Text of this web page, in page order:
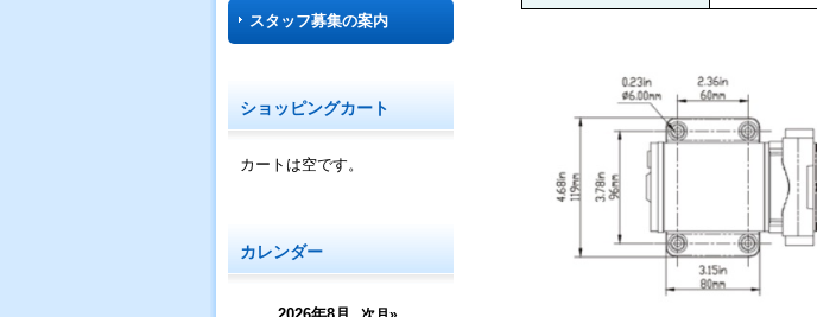
スタッフ募集の案内
ショッピングカート
カートは空です。
カレンダー